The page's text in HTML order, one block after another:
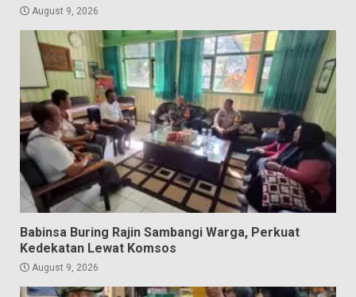
August 9, 2026
Babinsa Buring Rajin Sambangi Warga, Perkuat
Kedekatan Lewat Komsos
August 9, 2026